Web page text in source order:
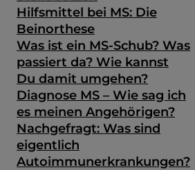
Hilfsmittel bei MS: Die
Beinorthese
Was ist ein MS-Schub? Was
passiert da? Wie kannst
Du damit umgehen?
Diagnose MS – Wie sag ich
es meinen Angehörigen?
Nachgefragt: Was sind
eigentlich
Autoimmunerkrankungen?